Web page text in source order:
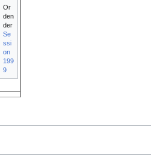
Or
den
der
Se
ssi
on
199
9